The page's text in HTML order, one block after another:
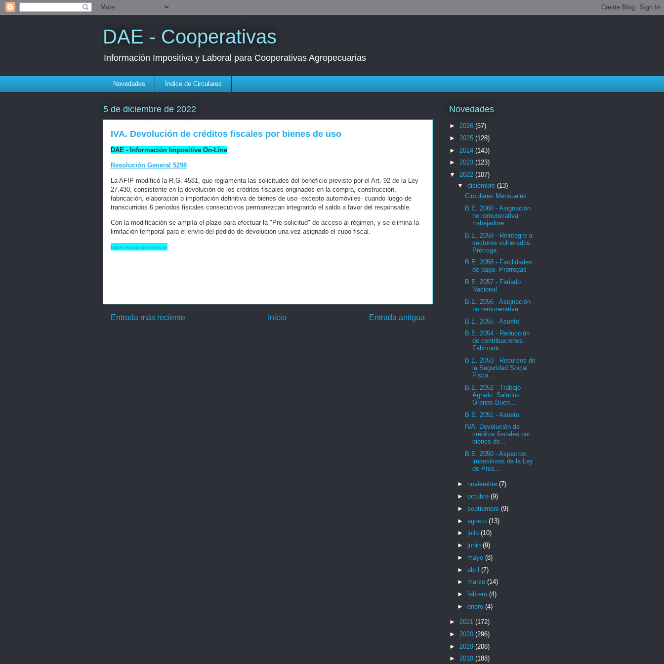
DAE - Cooperativas
Información Impositiva y Laboral para Cooperativas Agropecuarias
Novedades Índice de Circulares
5 de diciembre de 2022
IVA. Devolución de créditos fiscales por bienes de uso
DAE - Información Impositiva On-Line
Resolución General 5298
La AFIP modificó la R.G. 4581, que reglamenta las solicitudes del beneficio previsto por el Art. 92 de la Ley
27.430, consistente en la devolución de los créditos fiscales originados en la compra, construcción,
fabricación, elaboración o importación definitiva de bienes de uso -excepto automóviles- cuando luego de
transcurridos 6 períodos fiscales consecutivos permanezcan integrando el saldo a favor del responsable.
Con la modificación se amplía el plazo para efectuar la "Pre-solicitud" de acceso al régimen, y se elimina la
limitación temporal para el envío del pedido de devolución una vez asignado el cupo fiscal.
https://coop.dae.com.ar
Entrada más reciente Entrada antigua
Inicio
Novedades
► 2026 (57)
► 2025 (128)
► 2024 (143)
► 2023 (123)
▼ 2022 (107)
▼ diciembre (13)
Circulares Mensuales
B.E. 2060 - Asignación
no remunerativa
trabajadore...
B.E. 2059 - Reintegro a
sectores vulnerados.
Prórroga
B.E. 2058 - Facilidades
de pago. Prórrogas
B.E. 2057 - Feriado
Nacional
B.E. 2056 - Asignación
no remunerativa
B.E. 2055 - Asueto
B.E. 2054 - Reducción
de contribuciones.
Fabricant...
B.E. 2053 - Recursos de
la Seguridad Social.
Fisca...
B.E. 2052 - Trabajo
Agrario. Salarios.
Granos Buen...
B.E. 2051 - Asueto
IVA. Devolución de
créditos fiscales por
bienes de...
B.E. 2050 - Aspectos
impositivos de la Ley
de Pres...
► noviembre (7)
► octubre (9)
► septiembre (9)
► agosto (13)
► julio (10)
► junio (9)
► mayo (8)
► abril (7)
► marzo (14)
► febrero (4)
► enero (4)
► 2021 (172)
► 2020 (296)
► 2019 (208)
► 2018 (188)